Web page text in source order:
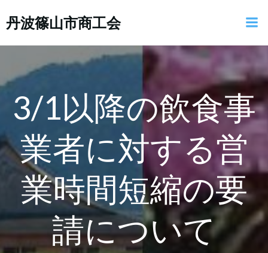
ン
ス
キ
ッ
プ
丹波篠山市商工会
3/1以降の飲食事
業者に対する営
業時間短縮の要
請について